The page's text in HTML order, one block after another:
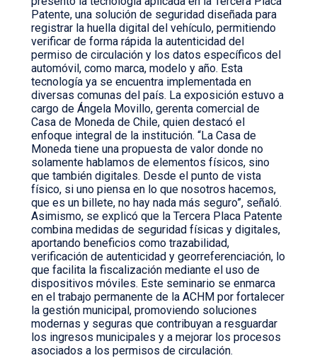
Patente, una solución de seguridad diseñada para
registrar la huella digital del vehículo, permitiendo
verificar de forma rápida la autenticidad del
permiso de circulación y los datos específicos del
automóvil, como marca, modelo y año. Esta
tecnología ya se encuentra implementada en
diversas comunas del país. La exposición estuvo a
cargo de Ángela Movillo, gerenta comercial de
Casa de Moneda de Chile, quien destacó el
enfoque integral de la institución. “La Casa de
Moneda tiene una propuesta de valor donde no
solamente hablamos de elementos físicos, sino
que también digitales. Desde el punto de vista
físico, si uno piensa en lo que nosotros hacemos,
que es un billete, no hay nada más seguro”, señaló.
Asimismo, se explicó que la Tercera Placa Patente
combina medidas de seguridad físicas y digitales,
aportando beneficios como trazabilidad,
verificación de autenticidad y georreferenciación, lo
que facilita la fiscalización mediante el uso de
dispositivos móviles. Este seminario se enmarca
en el trabajo permanente de la ACHM por fortalecer
la gestión municipal, promoviendo soluciones
modernas y seguras que contribuyan a resguardar
los ingresos municipales y a mejorar los procesos
asociados a los permisos de circulación.